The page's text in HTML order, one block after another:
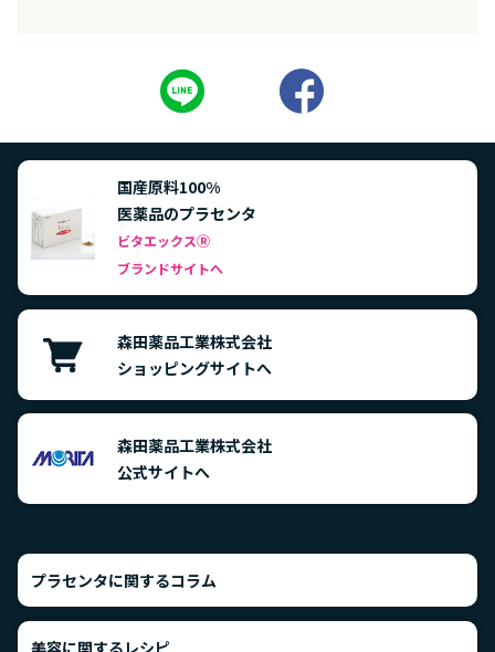
国産原料100%
医薬品のプラセンタ
ビタエックスⓇ
ブランドサイトへ
森田薬品工業株式会社
ショッピングサイトへ
森田薬品工業株式会社
公式サイトへ
プラセンタに関するコラム